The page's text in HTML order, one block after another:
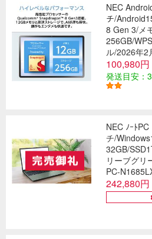
NEC
チ/
8 Gen 3/メ
256GB/
ル/2026年2
100,980円
発送目安：
NEC ﾉｰﾄ
チ/
32GB/
リーブグリ
PC-
242,880円